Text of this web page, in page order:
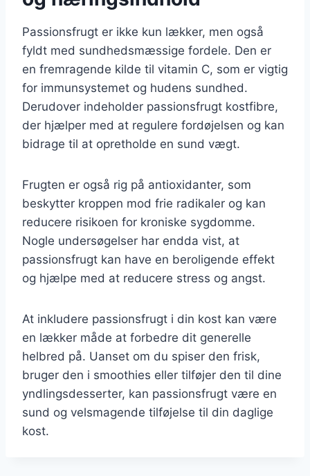
Passionsfrugt er ikke kun lækker, men også
fyldt med sundhedsmæssige fordele. Den er
en fremragende kilde til vitamin C, som er vigtig
for immunsystemet og hudens sundhed.
Derudover indeholder passionsfrugt kostfibre,
der hjælper med at regulere fordøjelsen og kan
bidrage til at opretholde en sund vægt.
Frugten er også rig på antioxidanter, som
beskytter kroppen mod frie radikaler og kan
reducere risikoen for kroniske sygdomme.
Nogle undersøgelser har endda vist, at
passionsfrugt kan have en beroligende effekt
og hjælpe med at reducere stress og angst.
At inkludere passionsfrugt i din kost kan være
en lækker måde at forbedre dit generelle
helbred på. Uanset om du spiser den frisk,
bruger den i smoothies eller tilføjer den til dine
yndlingsdesserter, kan passionsfrugt være en
sund og velsmagende tilføjelse til din daglige
kost.